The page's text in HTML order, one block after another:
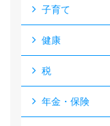
子育て
健康
税
年金・保険